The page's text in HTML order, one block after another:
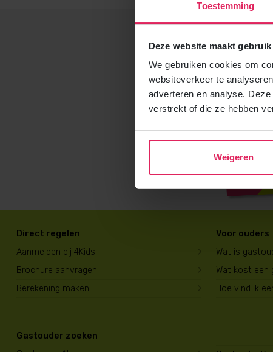
Toestemming
Deze website maakt
We gebruiken cookies om
websiteverkeer te
adverteren en analyse.
verstrekt of die ze hebben
Weigeren
Direct regelen
Aanmelden bij 4Kids
Brochure aanvragen
Berekening maken
Voor ouders
Wat is
Wat kost een
Hoe vind ik
Gastouder zoeken